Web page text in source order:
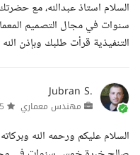
سنوات في مجال التصميم
التنفيذية قرأت طلبك وبإذن الله
Jubran S.
مهندس معماري
السلام عليكم ورحمه الله